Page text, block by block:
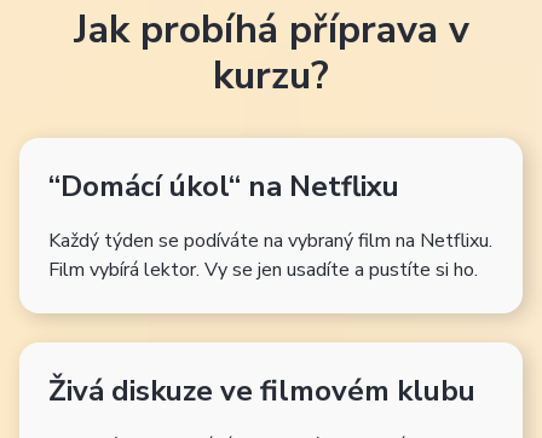
Jak probíhá příprava v
kurzu?
“Domácí úkol“ na Netflixu
Každý týden se podíváte na vybraný film na Netflixu.
Film vybírá lektor. Vy se jen usadíte a pustíte si ho.
Živá diskuze ve filmovém klubu